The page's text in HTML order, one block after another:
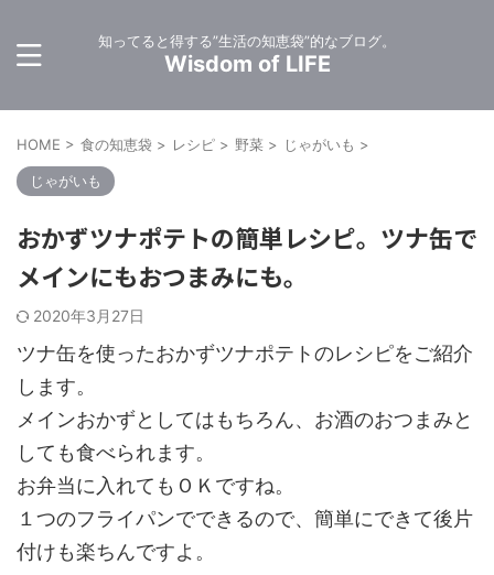
知ってると得する”生活の知恵袋”的なブログ。
Wisdom of LIFE
HOME > 食の知恵袋 > レシピ > 野菜 > じゃがいも >
じゃがいも
おかずツナポテトの簡単レシピ。ツナ缶で
メインにもおつまみにも。
2020年3月27日
ツナ缶を使ったおかずツナポテトのレシピをご紹介
します。
メインおかずとしてはもちろん、お酒のおつまみと
しても食べられます。
お弁当に入れてもＯＫですね。
１つのフライパンでできるので、簡単にできて後片
付けも楽ちんですよ。